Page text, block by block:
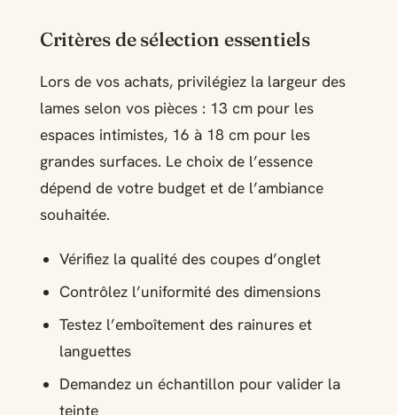
Critères de sélection essentiels
Lors de vos achats, privilégiez la largeur des
lames selon vos pièces : 13 cm pour les
espaces intimistes, 16 à 18 cm pour les
grandes surfaces. Le choix de l’essence
dépend de votre budget et de l’ambiance
souhaitée.
Vérifiez la qualité des coupes d’onglet
Contrôlez l’uniformité des dimensions
Testez l’emboîtement des rainures et
languettes
Demandez un échantillon pour valider la
teinte